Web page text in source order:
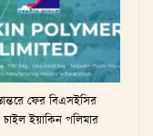
ফের বিএসইসির
ইয়াকিন পলিমার